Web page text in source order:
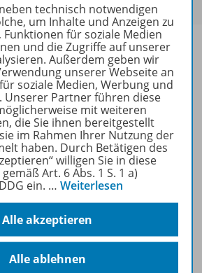
der Ausgabe
Materialien
technisch notwendigen
um Inhalte und Anzeigen zu
für soziale Medien
und die Zugriffe auf unserer
Außerdem geben wir
unserer Webseite an
soziale Medien, Werbung und
Unserer Partner führen diese
mit weiteren
die Sie ihnen bereitgestellt
im Rahmen Ihrer Nutzung der
haben. Durch Betätigen des
willigen Sie in diese
Art. 6 Abs. 1 S. 1 a)
ein. … Weiterlesen
Alle akzeptieren
Alle ablehnen